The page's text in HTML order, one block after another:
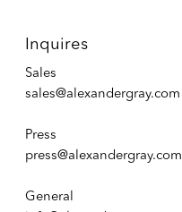
Inquires
Sales
sales@alexandergray.com
Press
press@alexandergray.com
General